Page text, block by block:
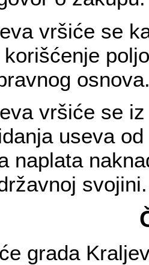
vršiće se
vršiće se
useva
naplata
svojini.
grada